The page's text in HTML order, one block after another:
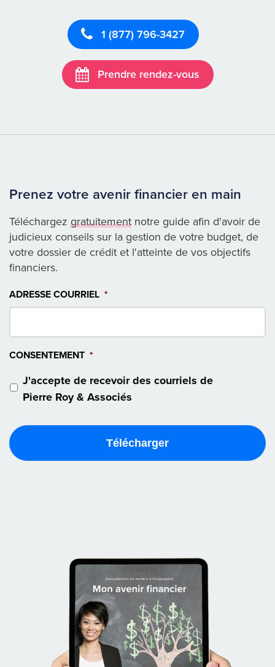
1 (877) 796-3427
Prendre rendez-vous
Prenez votre avenir financier en main
Téléchargez gratuitement notre guide afin d'avoir de
judicieux conseils sur la gestion de votre budget, de
votre dossier de crédit et l'atteinte de vos objectifs
financiers.
ADRESSE COURRIEL *
CONSENTEMENT *
J'accepte de recevoir des courriels de
Pierre Roy & Associés